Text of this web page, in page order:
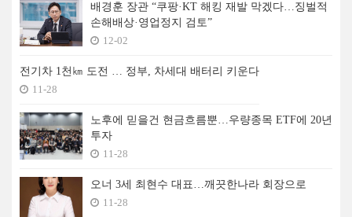
배경훈 장관 “쿠팡·KT 해킹 재발 막겠다…징벌적
손해배상·영업정지 검토”
12-02
전기차 1천㎞ 도전 … 정부, 차세대 배터리 키운다
11-28
노후에 믿을건 현금흐름뿐…우량종목 ETF에 20년
투자
11-28
오너 3세 최현수 대표…깨끗한나라 회장으로
11-28